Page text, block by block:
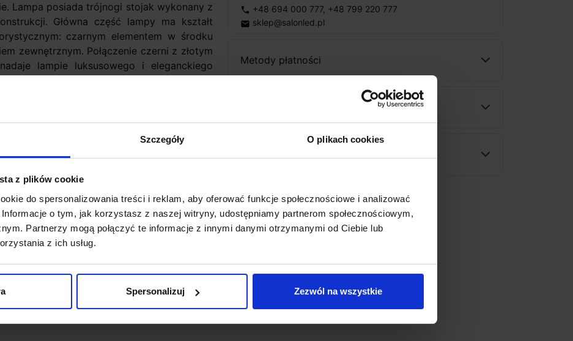
Szczegóły O plikach cookies
z plików cookie
do spersonalizowania treści i reklam, aby oferować funkcje społecznościowe i analizować
o tym, jak korzystasz z naszej witryny, udostępniamy partnerom społecznościowym,
Partnerzy mogą połączyć te informacje z innymi danymi otrzymanymi od Ciebie lub
z ich usług.
Spersonalizuj Zezwól na wszystkie
phone +48 694 000 777, +48 799 220 777
email sklep@salonled.pl
Metody płatności
Lampa posiada trójnogi stojak wykonany z
Główna część lampy ma kształt
czarnym elementem w środku
zewnętrznym. Połączenie czerni z złotym
lampie luksusowego i eleganckiego
wpasowujący się w nowoczesne i
zintegrowany
3000K